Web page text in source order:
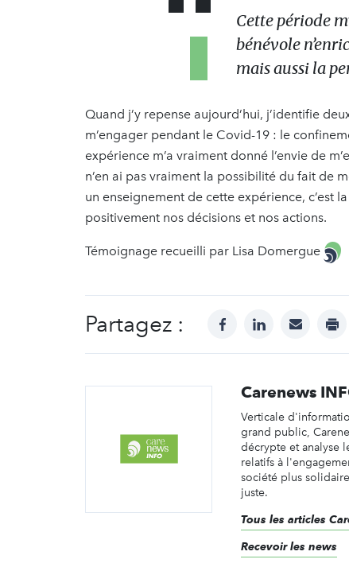
Cette période
bénévole
mais aussi la
Quand j’y repense aujourd’hui, j’identifie
m’engager pendant le Covid-19 : le
expérience m’a vraiment donné l’envie de
n’en ai pas vraiment la possibilité du fait de
un enseignement de cette expérience, c’est
positivement nos décisions et nos actions.
Témoignage recueilli par Lisa Domergue
Partagez : facebooklinkedinmail
Carenews
Verticale
grand public,
décrypte et analyse
relatifs à
société plus
juste.
Tous les articles
Recevoir les news